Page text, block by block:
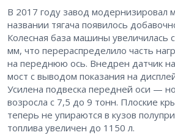
В 2017 году завод модернизировал
названии тягача появилось
Колесная база машины увеличилась
мм, что перераспределило часть
на переднюю ось. Внедрен датчик
мост с выводом показания на
Усилена подвеска передней оси —
возросла с 7,5 до 9 тонн. Плоские
теперь не упираются в кузов
топлива увеличен до 1150 л.